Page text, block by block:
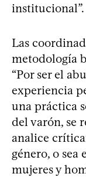
institucional”.
Las
metodología
“Por ser el
experiencia
una práctica
del varón, se
analice
género, o
mujeres y